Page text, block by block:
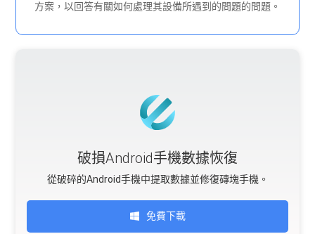
方案，以回答有關如何處理其設備所遇到的問題的問題。
破損Android手機數據恢復
從破碎的Android手機中提取數據並修復磚塊手機。
免費下載